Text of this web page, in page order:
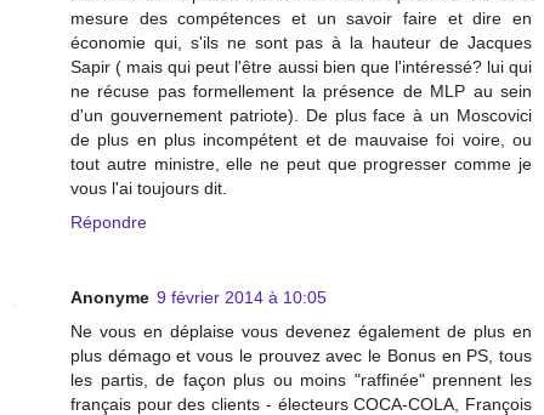
mesure des compétences et un savoir faire et dire en
économie qui, s'ils ne sont pas à la hauteur de Jacques
Sapir ( mais qui peut l'être aussi bien que l'intéressé? lui qui
ne récuse pas formellement la présence de MLP au sein
d'un gouvernement patriote). De plus face à un Moscovici
de plus en plus incompétent et de mauvaise foi voire, ou
tout autre ministre, elle ne peut que progresser comme je
vous l'ai toujours dit.
Répondre
Anonyme 9 février 2014 à 10:05
Ne vous en déplaise vous devenez également de plus en
plus démago et vous le prouvez avec le Bonus en PS, tous
les partis, de façon plus ou moins "raffinée" prennent les
français pour des clients - électeurs COCA-COLA, François